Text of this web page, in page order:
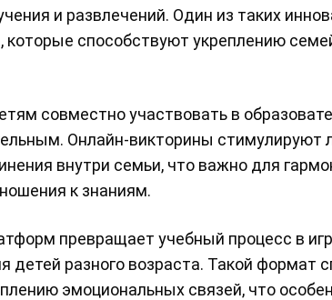
и развлечений. Один из таких
способствуют укреплению
совместно участвовать в
Онлайн-викторины стимулируют
внутри семьи, что важно для
к знаниям.
превращает учебный процесс в
разного возраста. Такой формат
эмоциональных связей, что